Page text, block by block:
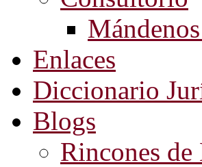
Enlaces
Diccionario
Blogs
Rincones de